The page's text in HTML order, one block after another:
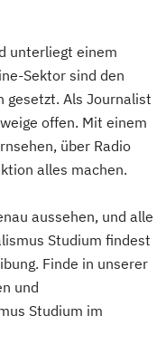
unterliegt einem
Sektor sind den
gesetzt. Als Journalist
offen. Mit einem
über Radio
alles machen.
aussehen, und alle
Studium findest
Finde in unserer
und
Studium im